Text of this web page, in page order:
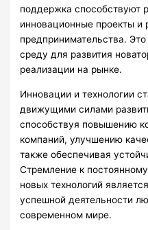
поддержка способствуют
инновационные проекты и
предпринимательства.
среду для развития
реализации на рынке.
Инновации и технологии
движущими силами
способствуя повышению
компаний, улучшению
также обеспечивая
Стремление к
новых технологий
успешной деятельности
современном мире.